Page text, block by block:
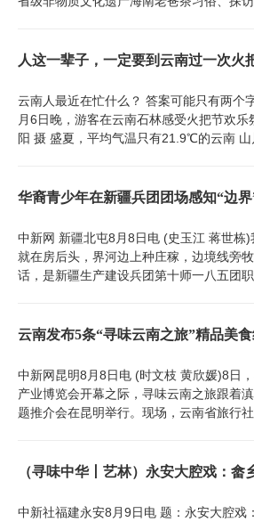
人这一辈子，一定要到云南过一次火
云南人最近在忙什么？ 答案可能只有两个
月6日晚，游客在云南石林感受火把节欢
阳 摄 盛夏，平均气温只有21.9℃的云南
华裔青少年在新疆兵团团场感知“边
中新网 新疆北屯8月8日电 (史玉江 蒋世栋
就在房后头，界河边上种庄稼，边境线旁
话，是新疆生产建设兵团第十师一八五团
云南发布5条“寻味云南之旅”精品美
中新网昆明8月8日电 (时文枝 黄欣媛)8日
产业博览会开幕之际，寻味云南之旅跟着
题推介会在昆明举行。现场，云南省旅行
（寻味中华丨艺林）永安大腔戏：畲
中新社福建永安8月9日电 题：永安大腔戏